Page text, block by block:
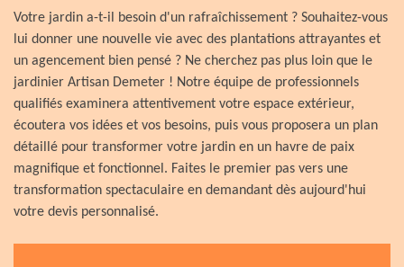
Votre jardin a-t-il besoin d'un rafraîchissement ? Souhaitez-vous
lui donner une nouvelle vie avec des plantations attrayantes et
un agencement bien pensé ? Ne cherchez pas plus loin que le
jardinier Artisan Demeter ! Notre équipe de professionnels
qualifiés examinera attentivement votre espace extérieur,
écoutera vos idées et vos besoins, puis vous proposera un plan
détaillé pour transformer votre jardin en un havre de paix
magnifique et fonctionnel. Faites le premier pas vers une
transformation spectaculaire en demandant dès aujourd'hui
votre devis personnalisé.